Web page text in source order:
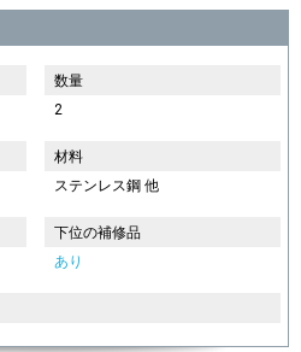
数量
2
材料
ステンレス鋼 他
下位の補修品
あり